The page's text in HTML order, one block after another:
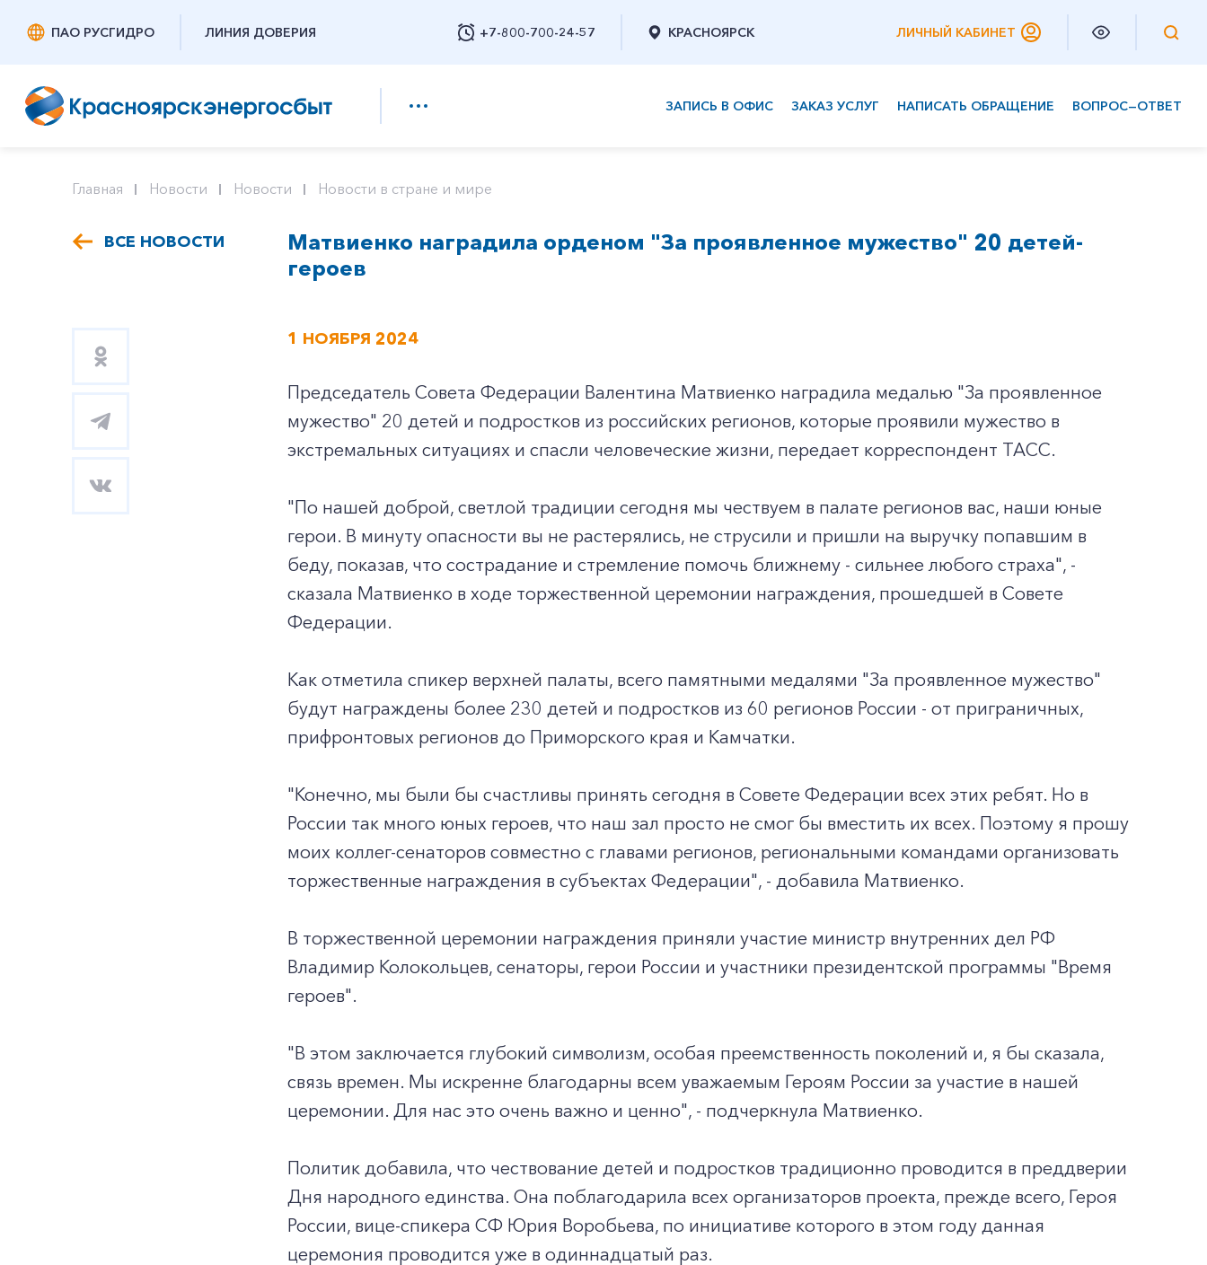
ПАО РУСГИДРО ЛИНИЯ ДОВЕРИЯ +7-800-700-24-57
Заказать обратный звонок
КРАСНОЯРСК ЛИЧНЫЙ КАБИНЕТ
ЗАПИСЬ В ОФИС ЗАКАЗ УСЛУГ НАПИСАТЬ ОБРАЩЕНИЕ ВОПРОС—ОТВЕТ
Главная Новости Новости Новости в стране и мире
ВСЕ НОВОСТИ
Матвиенко наградила орденом "За проявленное мужество" 20 детей-
героев
1 НОЯБРЯ 2024
Председатель Совета Федерации Валентина Матвиенко наградила медалью "За проявленное
мужество" 20 детей и подростков из российских регионов, которые проявили мужество в
экстремальных ситуациях и спасли человеческие жизни, передает корреспондент ТАСС.
"По нашей доброй, светлой традиции сегодня мы чествуем в палате регионов вас, наши юные
герои. В минуту опасности вы не растерялись, не струсили и пришли на выручку попавшим в
беду, показав, что сострадание и стремление помочь ближнему - сильнее любого страха", -
сказала Матвиенко в ходе торжественной церемонии награждения, прошедшей в Совете
Федерации.
Как отметила спикер верхней палаты, всего памятными медалями "За проявленное мужество"
будут награждены более 230 детей и подростков из 60 регионов России - от приграничных,
прифронтовых регионов до Приморского края и Камчатки.
"Конечно, мы были бы счастливы принять сегодня в Совете Федерации всех этих ребят. Но в
России так много юных героев, что наш зал просто не смог бы вместить их всех. Поэтому я прошу
моих коллег-сенаторов совместно с главами регионов, региональными командами организовать
торжественные награждения в субъектах Федерации", - добавила Матвиенко.
В торжественной церемонии награждения приняли участие министр внутренних дел РФ
Владимир Колокольцев, сенаторы, герои России и участники президентской программы "Время
героев".
"В этом заключается глубокий символизм, особая преемственность поколений и, я бы сказала,
связь времен. Мы искренне благодарны всем уважаемым Героям России за участие в нашей
церемонии. Для нас это очень важно и ценно", - подчеркнула Матвиенко.
Политик добавила, что чествование детей и подростков традиционно проводится в преддверии
Дня народного единства. Она поблагодарила всех организаторов проекта, прежде всего, Героя
России, вице-спикера СФ Юрия Воробьева, по инициативе которого в этом году данная
церемония проводится уже в одиннадцатый раз.